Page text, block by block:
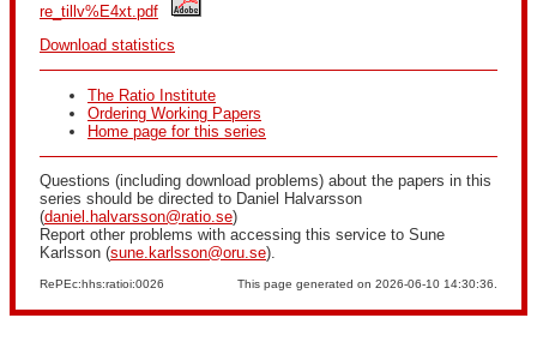
re_tillv%E4xt.pdf
Download statistics
The Ratio Institute
Ordering Working Papers
Home page for this series
Questions (including download problems) about the papers in this
series should be directed to Daniel Halvarsson
(daniel.halvarsson@ratio.se)
Report other problems with accessing this service to Sune
Karlsson (sune.karlsson@oru.se).
RePEc:hhs:ratioi:0026 This page generated on 2026-06-10 14:30:36.